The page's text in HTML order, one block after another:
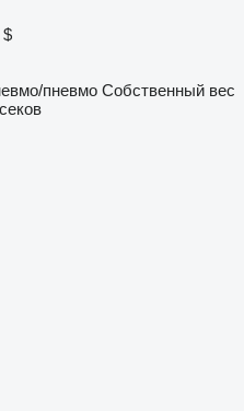
$
пневмо Собственный вес